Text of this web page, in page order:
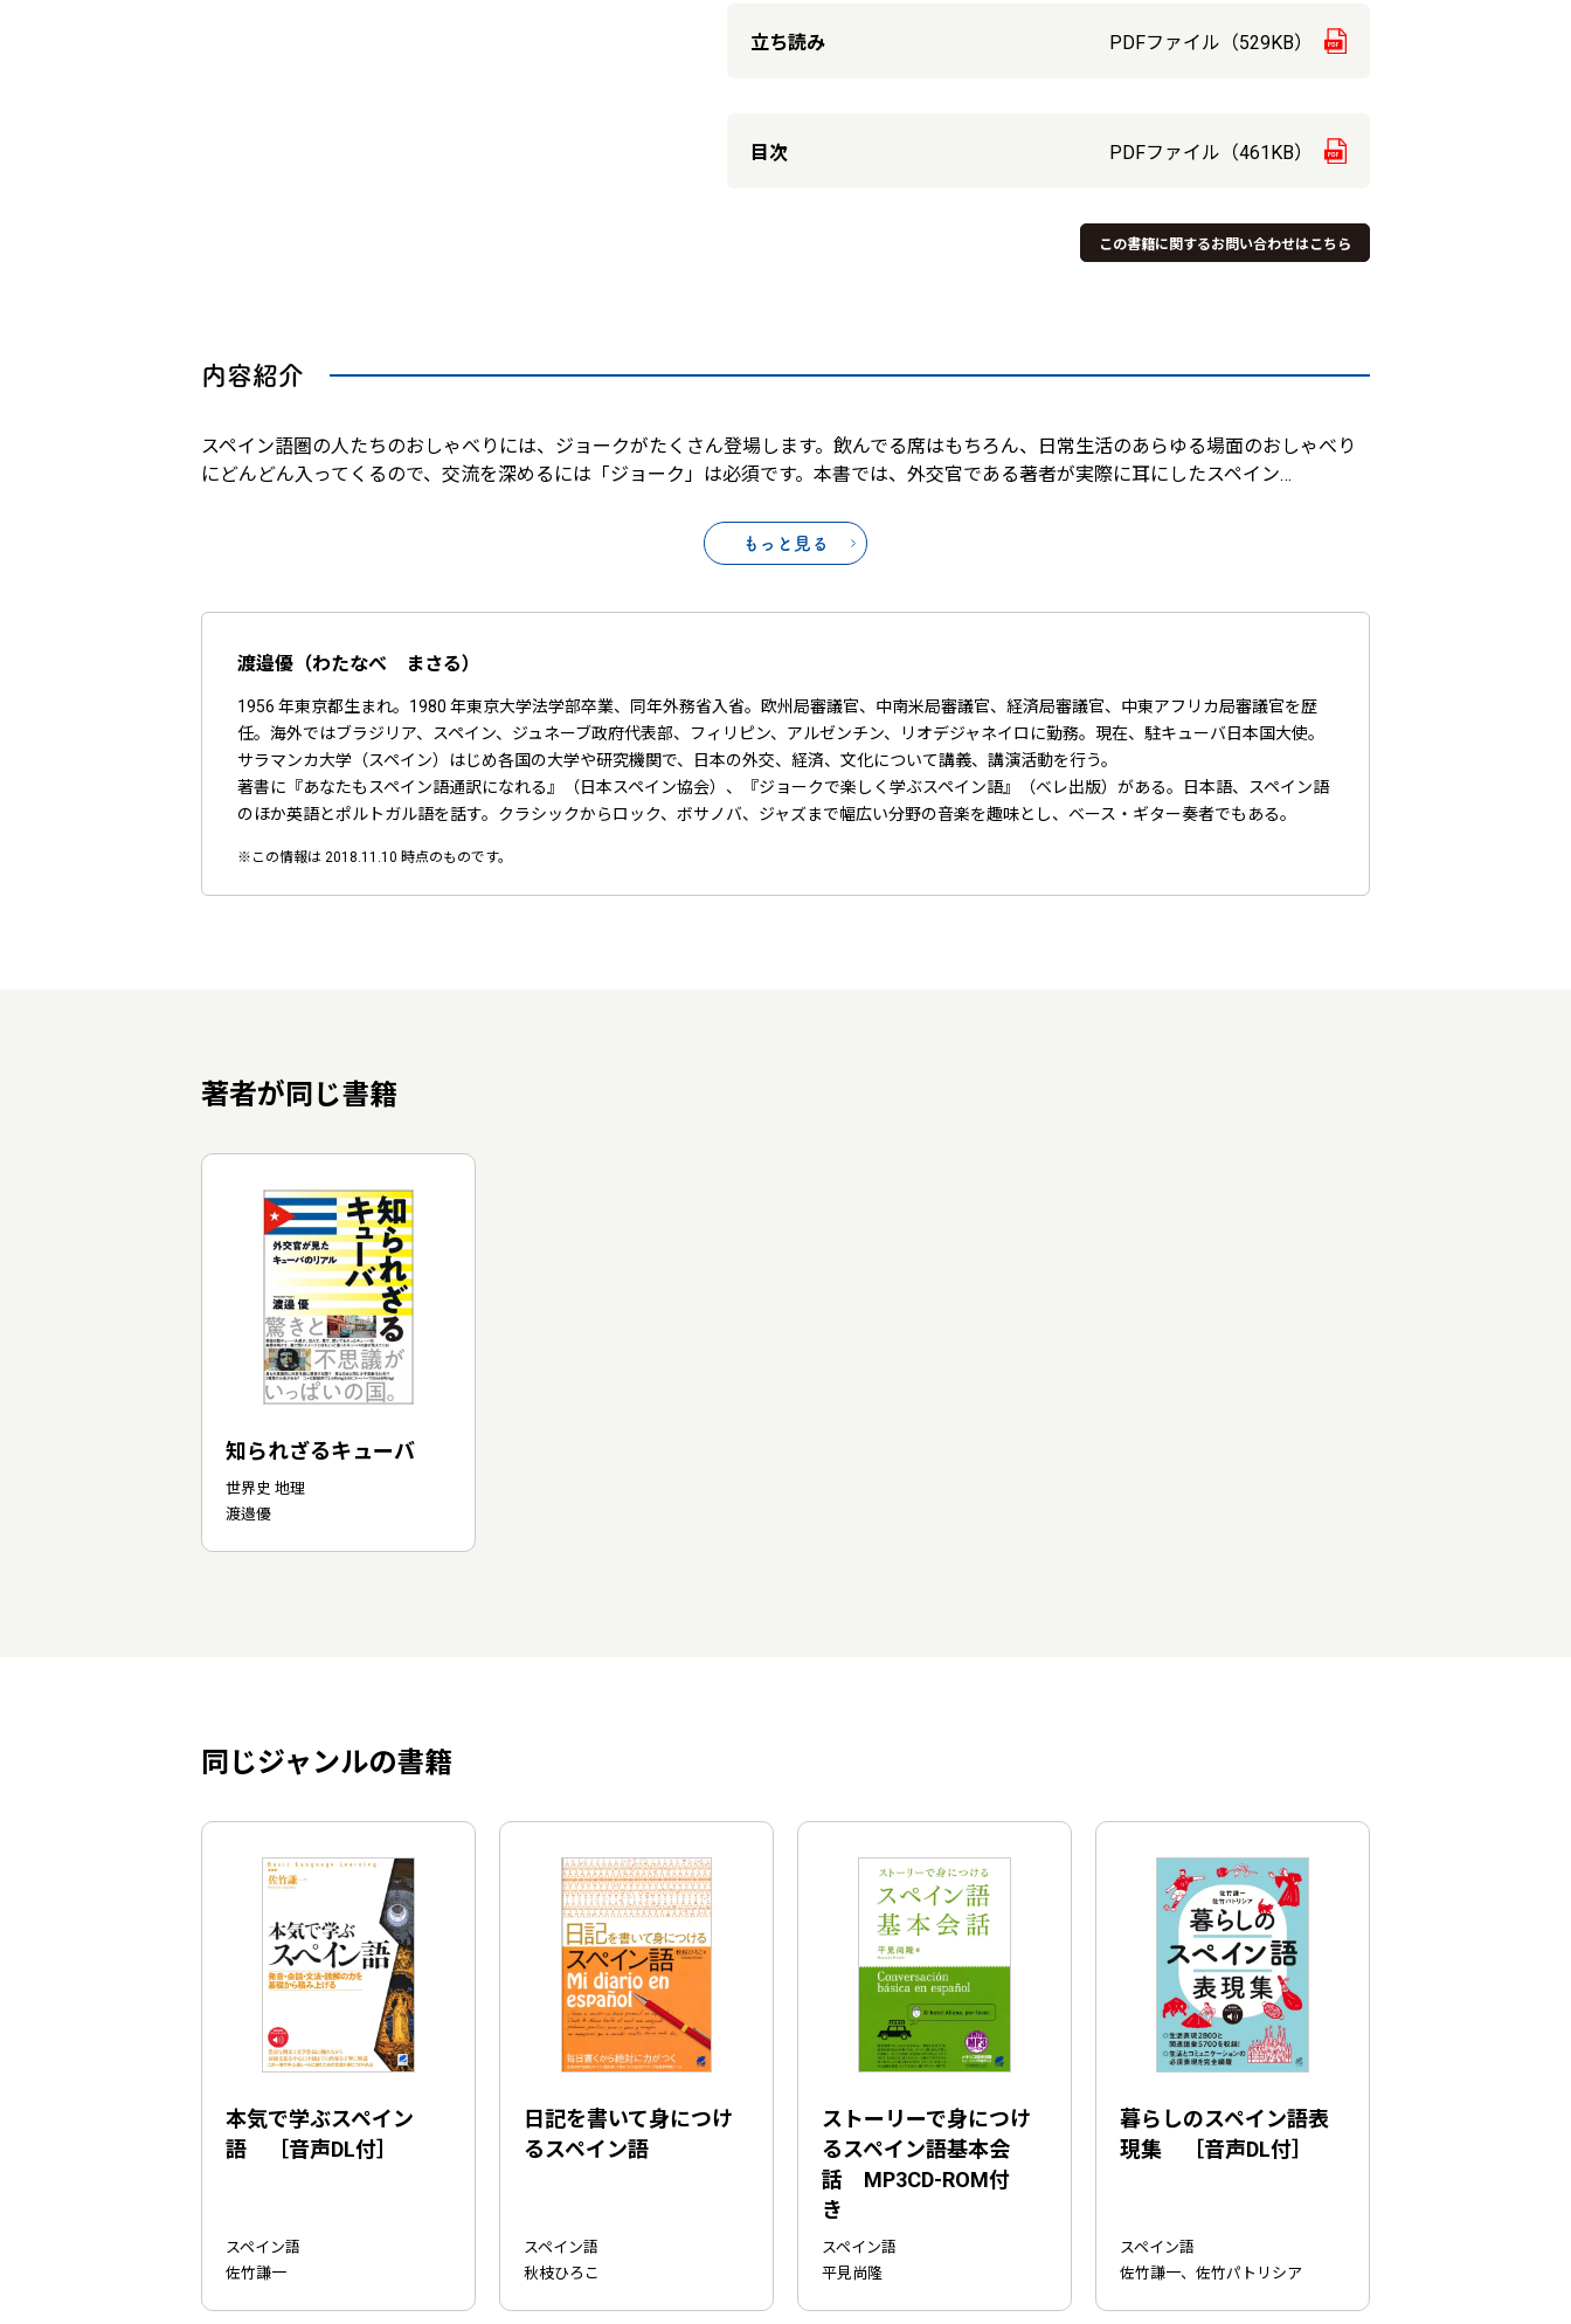
立ち読み PDFファイル（529KB）
目次 PDFファイル（461KB）
この書籍に関するお問い合わせはこちら
内容紹介
スペイン語圏の人たちのおしゃべりには、ジョークがたくさん登場します。飲んでる席はもちろん、日常生活のあらゆる場面のおしゃべり
にどんどん入ってくるので、交流を深めるには「ジョーク」は必須です。本書では、外交官である著者が実際に耳にしたスペイン…
もっと見る
渡邉優（わたなべ まさる）
1956 年東京都生まれ。1980 年東京大学法学部卒業、同年外務省入省。欧州局審議官、中南米局審議官、経済局審議官、中東アフリカ局審議官を歴
任。海外ではブラジリア、スペイン、ジュネーブ政府代表部、フィリピン、アルゼンチン、リオデジャネイロに勤務。現在、駐キューバ日本国大使。
サラマンカ大学（スペイン）はじめ各国の大学や研究機関で、日本の外交、経済、文化について講義、講演活動を行う。
著書に『あなたもスペイン語通訳になれる』（日本スペイン協会）、『ジョークで楽しく学ぶスペイン語』（ベレ出版）がある。日本語、スペイン語
のほか英語とポルトガル語を話す。クラシックからロック、ボサノバ、ジャズまで幅広い分野の音楽を趣味とし、ベース・ギター奏者でもある。
※この情報は 2018.11.10 時点のものです。
著者が同じ書籍
知られざるキューバ
世界史 地理
渡邉優
同じジャンルの書籍
本気で学ぶスペイン
語 ［音声DL付］
スペイン語
佐竹謙一
日記を書いて身につけ
るスペイン語
スペイン語
秋枝ひろこ
ストーリーで身につけ
るスペイン語基本会
話 MP3CD-ROM付
き
スペイン語
平見尚隆
暮らしのスペイン語表
現集 ［音声DL付］
スペイン語
佐竹謙一、佐竹パトリシア